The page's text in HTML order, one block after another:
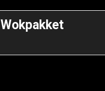
Wokpakket